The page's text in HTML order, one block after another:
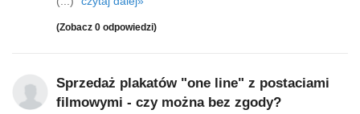
(Zobacz 0 odpowiedzi)
Sprzedaż plakatów "one line" z postaciami
filmowymi - czy można bez zgody?